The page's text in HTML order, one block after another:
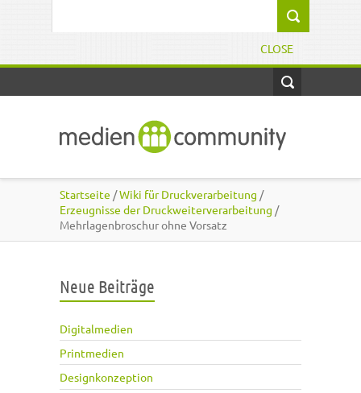
CLOSE
Startseite /Wiki für Druckverarbeitung /
Erzeugnisse der Druckweiterverarbeitung /
Mehrlagenbroschur ohne Vorsatz
Neue Beiträge
Digitalmedien
Printmedien
Designkonzeption